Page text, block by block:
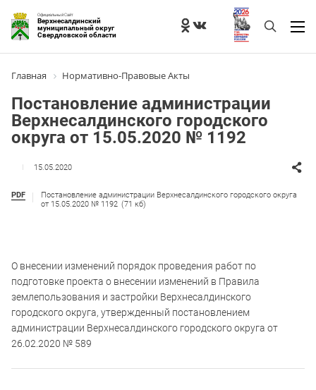
Официальный Сайт
Верхнесалдинский
муниципальный округ
Свердловской области
Главная Нормативно-Правовые Акты
Постановление администрации
Верхнесалдинского городского
округа от 15.05.2020 № 1192
15.05.2020
PDF
Постановление администрации Верхнесалдинского городского округа
от 15.05.2020 № 1192 (71 кб)
О внесении изменений порядок проведения работ по
подготовке проекта о внесении изменений в Правила
землепользования и застройки Верхнесалдинского
городского округа, утвержденный постановлением
администрации Верхнесалдинского городского округа от
26.02.2020 № 589